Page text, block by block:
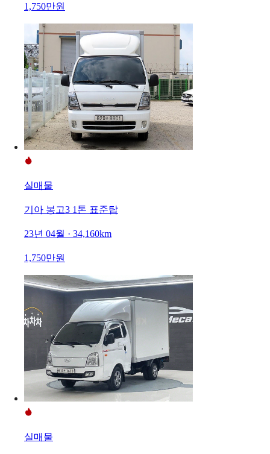
1,750만원
실매물
기아 봉고3 1톤 표준탑
23년 04월 · 34,160km
1,750만원
실매물